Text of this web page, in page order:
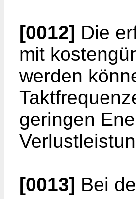
[0012] Die
mit
werden
geringen
[0013] Bei